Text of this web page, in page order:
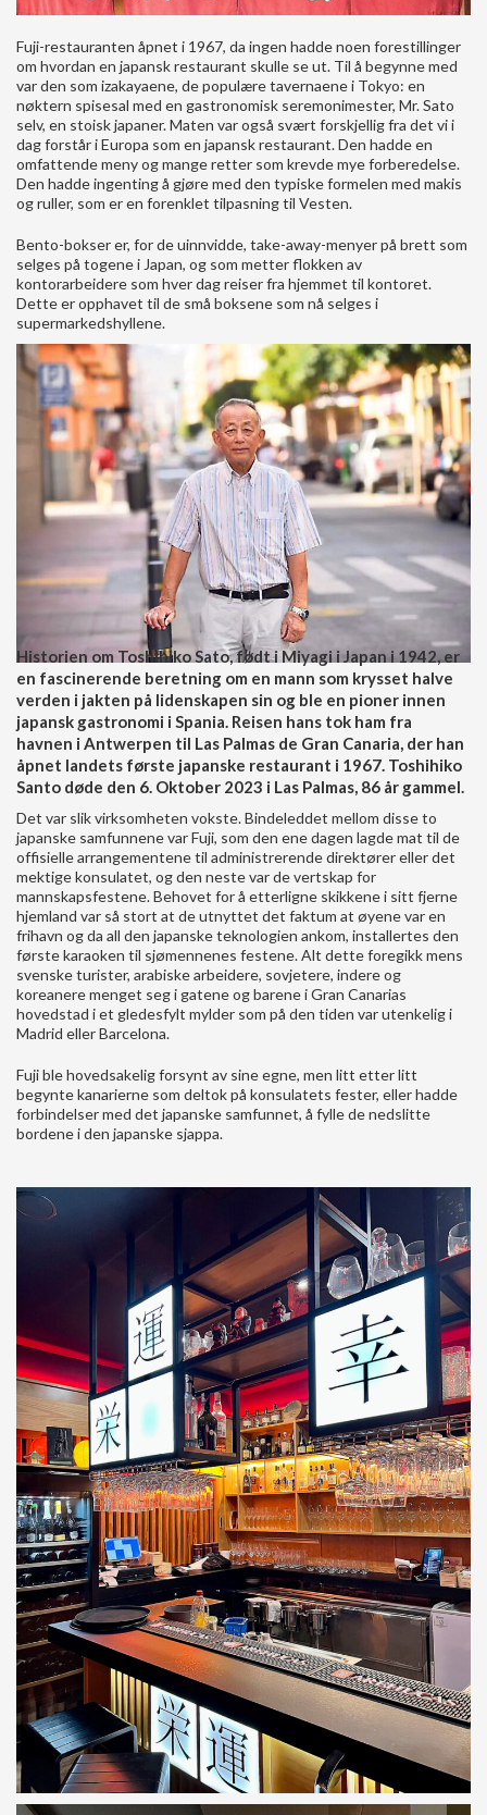
Fuji-restauranten åpnet i 1967, da ingen hadde noen forestillinger
om hvordan en japansk restaurant skulle se ut. Til å begynne med
var den som izakayaene, de populære tavernaene i Tokyo: en
nøktern spisesal med en gastronomisk seremonimester, Mr. Sato
selv, en stoisk japaner. Maten var også svært forskjellig fra det vi i
dag forstår i Europa som en japansk restaurant. Den hadde en
omfattende meny og mange retter som krevde mye forberedelse.
Den hadde ingenting å gjøre med den typiske formelen med makis
og ruller, som er en forenklet tilpasning til Vesten.
Bento-bokser er, for de uinnvidde, take-away-menyer på brett som
selges på togene i Japan, og som metter flokken av
kontorarbeidere som hver dag reiser fra hjemmet til kontoret.
Dette er opphavet til de små boksene som nå selges i
supermarkedshyllene.
Historien om Toshihiko Sato, født i Miyagi i Japan i 1942, er
en fascinerende beretning om en mann som krysset halve
verden i jakten på lidenskapen sin og ble en pioner innen
japansk gastronomi i Spania. Reisen hans tok ham fra
havnen i Antwerpen til Las Palmas de Gran Canaria, der han
åpnet landets første japanske restaurant i 1967. Toshihiko
Santo døde den 6. Oktober 2023 i Las Palmas, 86 år gammel.
Det var slik virksomheten vokste. Bindeleddet mellom disse to
japanske samfunnene var Fuji, som den ene dagen lagde mat til de
offisielle arrangementene til administrerende direktører eller det
mektige konsulatet, og den neste var de vertskap for
mannskapsfestene. Behovet for å etterligne skikkene i sitt fjerne
hjemland var så stort at de utnyttet det faktum at øyene var en
frihavn og da all den japanske teknologien ankom, installertes den
første karaoken til sjømennenes festene. Alt dette foregikk mens
svenske turister, arabiske arbeidere, sovjetere, indere og
koreanere menget seg i gatene og barene i Gran Canarias
hovedstad i et gledesfylt mylder som på den tiden var utenkelig i
Madrid eller Barcelona.
Fuji ble hovedsakelig forsynt av sine egne, men litt etter litt
begynte kanarierne som deltok på konsulatets fester, eller hadde
forbindelser med det japanske samfunnet, å fylle de nedslitte
bordene i den japanske sjappa.